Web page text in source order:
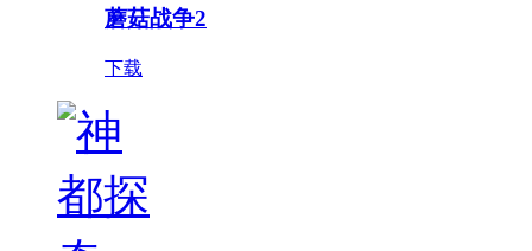
蘑菇战争2
下载